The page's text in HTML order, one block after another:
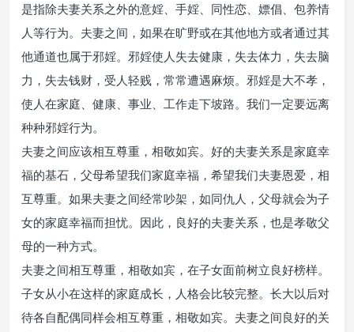
是指除夫妻关系之外的意婬、手婬、同性恋、嫖倡、包养情
人等行为。夫妻之间，如果在旷野或在其他地方或者通过其
他通道也属于邪婬。邪婬使人失去健康，失去体力，失去脑
力，失去钱财，受人轻贱，常常遭遇麻烦。邪婬是大不孝，
使人在家庭、健康、事业、工作走下坡路。我们一定要远离
种种邪婬行为。
夫妻之间应该相互尊重，相敬如宾。好的夫妻关系是家庭幸
福的基石，父母希望我们家庭幸福，希望我们夫妻恩爱，相
互尊重。如果夫妻之间经常吵架，如同仇人，父母就会为子
女的家庭幸福而担忧。因此，良好的夫妻关系，也是孝敬父
母的一种方式。
夫妻之间相互尊重，相敬如宾，在子女面前树立良好榜样。
子女从小在这样的家庭成长，人格会比较完整。长大以后对
待各自配偶同样会相互尊重，相敬如宾。夫妻之间良好的关